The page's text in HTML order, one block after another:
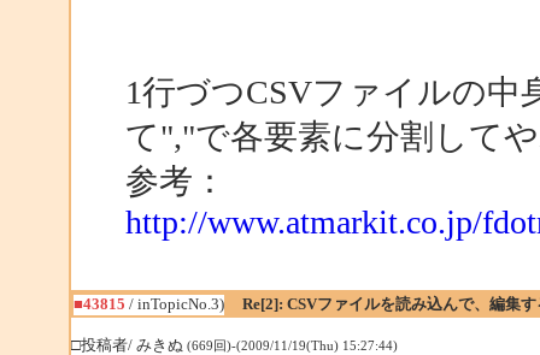
1行づつCSVファイルの中
て","で各要素に分割して
参考：
http://www.atmarkit.co.jp/
■43815 / inTopicNo.3) Re[2]: CSVファイルを読み込んで、編集
□投稿者/ みきぬ (669回)-(2009/11/19(Thu) 15:27:44)